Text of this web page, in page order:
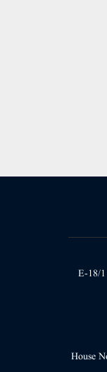
E-18/
House